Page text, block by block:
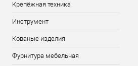
Крепёжная техника
Инструмент
Кованые изделия
Фурнитура мебельная